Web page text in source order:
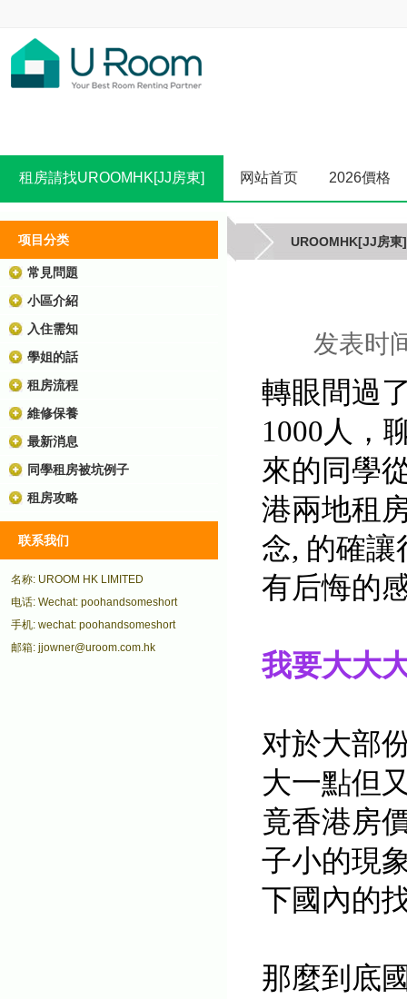
租房請找UROOMHK[JJ房東] 网站首页 2026價格
项目分类
常見問題
小區介紹
入住需知
學姐的話
租房流程
維修保養
最新消息
同學租房被坑例子
租房攻略
联系我们
名称: UROOM HK LIMITED
电话: Wechat: poohandsomeshort
手机: wechat: poohandsomeshort
邮箱: jjowner@uroom.com.hk
UROOMHK[JJ房東]
发表时
轉眼間過
1000人，
來的同學
港兩地租
念, 的確
有后悔的
我要大大
对於大部
大一點但
竟香港房
子小的現
下國內的
那麼到底